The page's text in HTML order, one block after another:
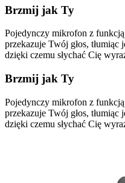
Brzmij jak Ty
Pojedynczy mikrofon z
przekazuje Twój głos, tłumiąc
dzięki czemu słychać Cię
Brzmij jak Ty
Pojedynczy mikrofon z
przekazuje Twój głos, tłumiąc
dzięki czemu słychać Cię